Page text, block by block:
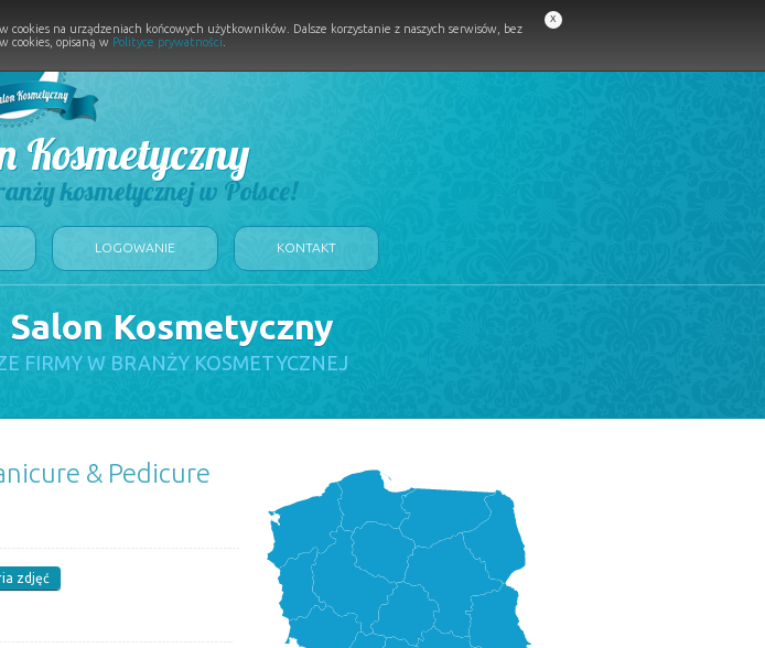
Kosmetyczny
kosmetycznej w Polsce!
LOGOWANIE KONTAKT
Kosmetyczny
FIRMY W BRANŻY KOSMETYCZNEJ
& Pedicure
zdjęć
na urządzeniach końcowych użytkowników. Dalsze korzystanie z naszych serwisów, bez
cookies, opisaną w Polityce prywatności
x